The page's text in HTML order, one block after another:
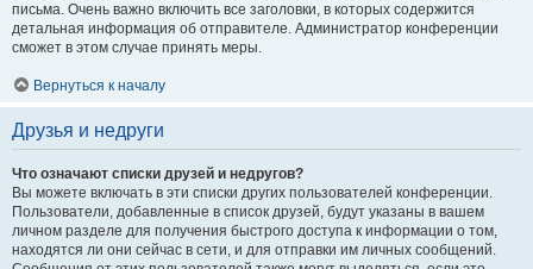
письма. Очень важно включить все заголовки, в которых содержится
детальная информация об отправителе. Администратор конференции
сможет в этом случае принять меры.
Вернуться к началу
Друзья и недруги
Что означают списки друзей и недругов?
Вы можете включать в эти списки других пользователей конференции.
Пользователи, добавленные в список друзей, будут указаны в вашем
личном разделе для получения быстрого доступа к информации о том,
находятся ли они сейчас в сети, и для отправки им личных сообщений.